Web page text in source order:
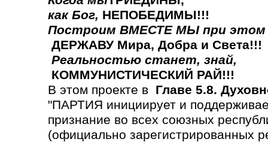
как Бог, НЕПОБЕДИМЫ!!!
Построим ВМЕСТЕ МЫ при этом
ДЕРЖАВУ Мира, Добра и Света!!!
Реальностью станет, знай,
КОММУНИСТИЧЕСКИЙ РАЙ!!!
В этом проекте в Главе 5.8.
"ПАРТИЯ инициирует и
признание во всех союзных
(официально зарегистрированных